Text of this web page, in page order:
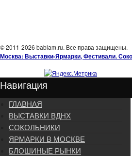
© 2011-2026 bablam.ru. Все права защищены.
Москва: Выставки-Ярмарки, Фестивали.
Навигация
ГЛАВНАЯ
ВЫСТАВКИ ВДНХ
СОКОЛЬНИКИ
ЯРМАРКИ В МОСКВЕ
БЛОШИНЫЕ РЫНКИ